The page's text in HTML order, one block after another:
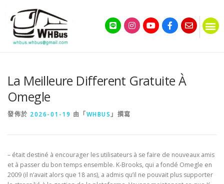
La Meilleure Different Gratuite À
Omegle
發佈於 2026-01-19 由「WHBUS」撰寫
– était destiné à encourager les utilisateurs à se faire de nouveaux amis
et à passer du bon temps ensemble. K-Brooks, qui a fondé Omegle en
2009 (il n’avait alors que 18 ans), a admis qu’il ne pouvait plus supporter